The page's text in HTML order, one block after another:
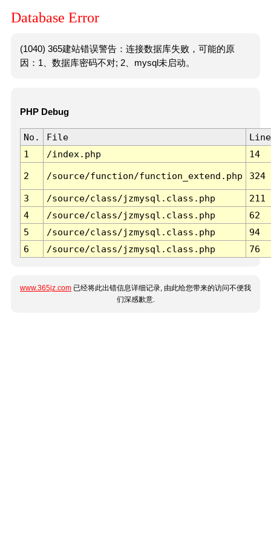
Database Error
(1040) 365建站错误警告：连接数据库失败，可能的原
因：1、数据库密码不对; 2、mysql未启动。
PHP Debug
No. File
Line
1
/index.php 14
2 /source/function/function_extend.php 324
3 /source/class/jzmysql.class.php
211
4
/source/class/jzmysql.class.php
62
5
/source/class/jzmysql.class.php
94
6
/source/class/jzmysql.class.php 76
www.365jz.com 已经将此出错信息详细记录, 由此给您带来的访问不便我
们深感歉意.